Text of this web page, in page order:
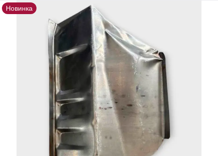
Новинка